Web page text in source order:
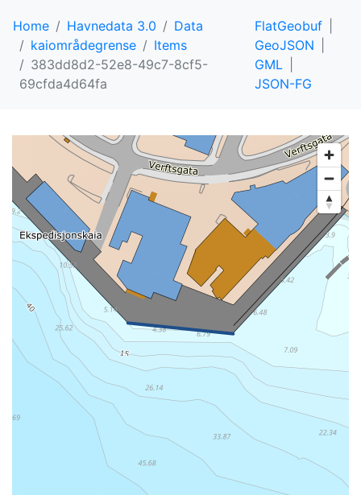
Home Havnedata 3.0
Data
kaiområdegrense
Items
383dd8d2-52e8-49c7-8cf5-
69cfda4d64fa
FlatGeobuf
GeoJSON
GML
JSON-FG